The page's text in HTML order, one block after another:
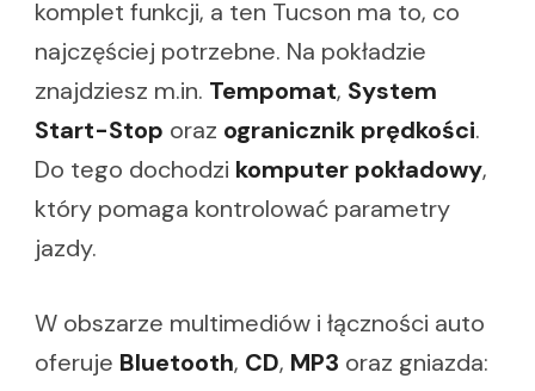
komplet funkcji, a ten Tucson ma to, co
najczęściej potrzebne. Na pokładzie
znajdziesz m.in. Tempomat, System
Start-Stop oraz ogranicznik prędkości.
Do tego dochodzi komputer pokładowy,
który pomaga kontrolować parametry
jazdy.
W obszarze multimediów i łączności auto
oferuje Bluetooth, CD, MP3 oraz gniazda: